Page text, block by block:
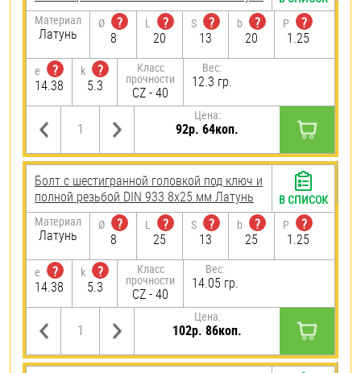
Материал
Латунь
Ø
?
8
L
?
20
S
?
13
b
?
20
P
?
1.25
e
?
14.38
k
?
5.3
Класс
прочности
CZ - 40
Вес:
12.3 гр.
Цена:
92р. 64коп.
Болт с шестигранной головкой под ключ и
полной резьбой DIN 933 8х25 мм Латунь
Материал
Латунь
Ø
?
8
L
?
25
S
?
13
b
?
25
P
?
1.25
e
?
14.38
k
?
5.3
Класс
прочности
CZ - 40
Вес:
14.05 гр.
Цена:
102р. 86коп.
В СПИСОК